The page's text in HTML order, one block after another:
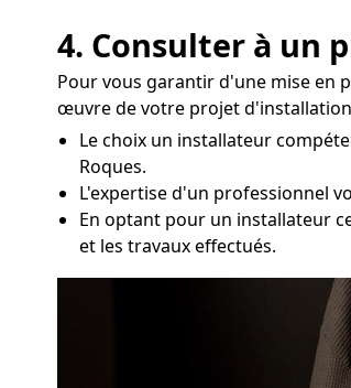
4. Consulter à un
Pour vous garantir d'une mise en
œuvre de votre projet
Le choix un installateur
Roques.
L'expertise d'un professionnel
En optant pour un installateur
et les travaux effectués.